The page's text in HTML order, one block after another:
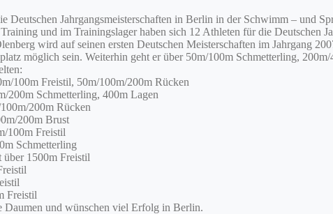
Deutschen Jahrgangsmeisterschaften in Berlin in der Schwimm – und
und im Trainingslager haben sich 12 Athleten für die Deutschen
wird auf seinen ersten Deutschen Meisterschaften im Jahrgang
möglich sein. Weiterhin geht er über 50m/100m Schmetterling,
100m Freistil, 50m/100m/200m Rücken
200m Schmetterling, 400m Lagen
200m Rücken
200m Brust
100m Freistil
Schmetterling
über 1500m Freistil
Freistil
Daumen und wünschen viel Erfolg in Berlin.